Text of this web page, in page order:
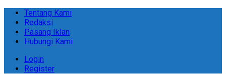
Tentang Kami
Redaksi
Pasang Iklan
Hubungi Kami
Login
Register